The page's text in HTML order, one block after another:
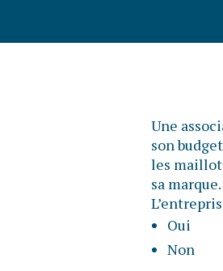
Une
son
les
sa marque.
Oui
Non